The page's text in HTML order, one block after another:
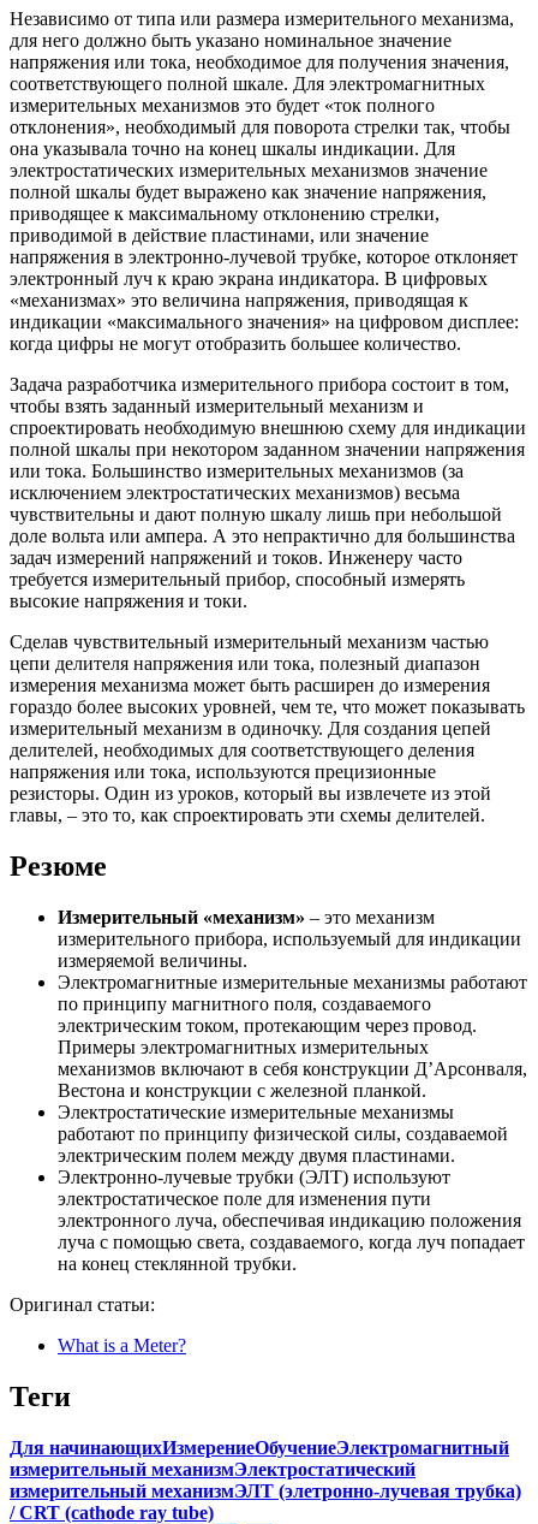
Независимо от типа или размера измерительного механизма,
для него должно быть указано номинальное значение
напряжения или тока, необходимое для получения значения,
соответствующего полной шкале. Для электромагнитных
измерительных механизмов это будет «ток полного
отклонения», необходимый для поворота стрелки так, чтобы
она указывала точно на конец шкалы индикации. Для
электростатических измерительных механизмов значение
полной шкалы будет выражено как значение напряжения,
приводящее к максимальному отклонению стрелки,
приводимой в действие пластинами, или значение
напряжения в электронно-лучевой трубке, которое отклоняет
электронный луч к краю экрана индикатора. В цифровых
«механизмах» это величина напряжения, приводящая к
индикации «максимального значения» на цифровом дисплее:
когда цифры не могут отобразить большее количество.
Задача разработчика измерительного прибора состоит в том,
чтобы взять заданный измерительный механизм и
спроектировать необходимую внешнюю схему для индикации
полной шкалы при некотором заданном значении напряжения
или тока. Большинство измерительных механизмов (за
исключением электростатических механизмов) весьма
чувствительны и дают полную шкалу лишь при небольшой
доле вольта или ампера. А это непрактично для большинства
задач измерений напряжений и токов. Инженеру часто
требуется измерительный прибор, способный измерять
высокие напряжения и токи.
Сделав чувствительный измерительный механизм частью
цепи делителя напряжения или тока, полезный диапазон
измерения механизма может быть расширен до измерения
гораздо более высоких уровней, чем те, что может показывать
измерительный механизм в одиночку. Для создания цепей
делителей, необходимых для соответствующего деления
напряжения или тока, используются прецизионные
резисторы. Один из уроков, который вы извлечете из этой
главы, – это то, как спроектировать эти схемы делителей.
Резюме
Измерительный «механизм» – это механизм
измерительного прибора, используемый для индикации
измеряемой величины.
Электромагнитные измерительные механизмы работают
по принципу магнитного поля, создаваемого
электрическим током, протекающим через провод.
Примеры электромагнитных измерительных
механизмов включают в себя конструкции Д’Арсонваля,
Вестона и конструкции с железной планкой.
Электростатические измерительные механизмы
работают по принципу физической силы, создаваемой
электрическим полем между двумя пластинами.
Электронно-лучевые трубки (ЭЛТ) используют
электростатическое поле для изменения пути
электронного луча, обеспечивая индикацию положения
луча с помощью света, создаваемого, когда луч попадает
на конец стеклянной трубки.
Оригинал статьи:
What is a Meter?
Теги
Для начинающихИзмерениеОбучениеЭлектромагнитный
измерительный механизмЭлектростатический
измерительный механизмЭЛТ (элетронно-лучевая трубка)
/ CRT (cathode ray tube)